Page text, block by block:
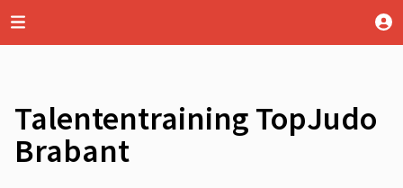
Talententraining TopJudo
Brabant